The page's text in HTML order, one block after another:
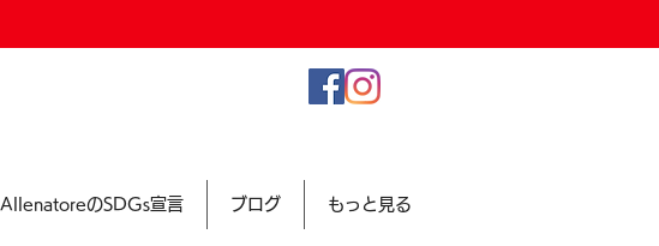
AllenatoreのSDGs宣言 ブログ もっと見る